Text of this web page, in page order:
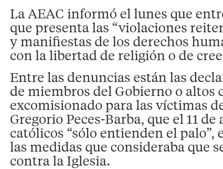
La AEAC informó el lunes que
que presenta las “violaciones
y manifiestas de los derechos
con la libertad de religión o de
Entre las denuncias están las
de miembros del Gobierno o altos
excomisionado para las víctimas
Gregorio Peces-Barba, que el 11
católicos “sólo entienden el palo”,
las medidas que consideraba que
contra la Iglesia.